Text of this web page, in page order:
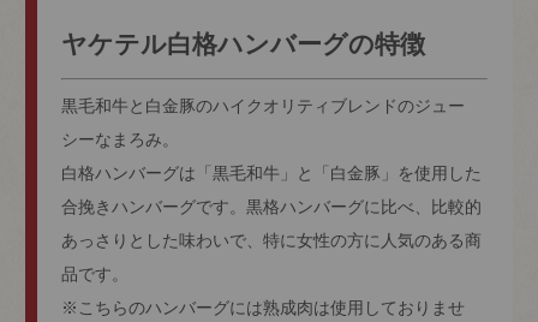
ヤケテル白格ハンバーグの特徴
黒毛和牛と白金豚のハイクオリティブレンドのジュー
シーなまろみ。
白格ハンバーグは「黒毛和牛」と「白金豚」を使用した
合挽きハンバーグです。黒格ハンバーグに比べ、比較的
あっさりとした味わいで、特に女性の方に人気のある商
品です。
※こちらのハンバーグには熟成肉は使用しておりませ